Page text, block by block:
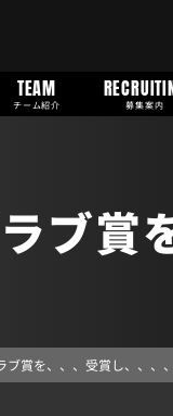
TEAM
チーム紹介 募集案内
ブ賞
ブ賞を、、、受賞し、、、、